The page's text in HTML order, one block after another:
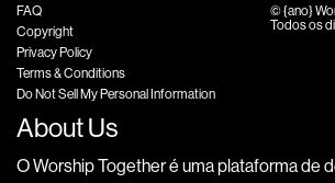
FAQ
Copyright
Privacy Policy
Terms & Conditions
Do Not Sell My Personal Information
© {ano}
Todos os
About Us
O Worship Together é uma plataforma de